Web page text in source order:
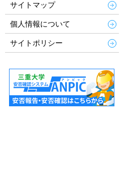
サイトマップ
個人情報について
サイトポリシー